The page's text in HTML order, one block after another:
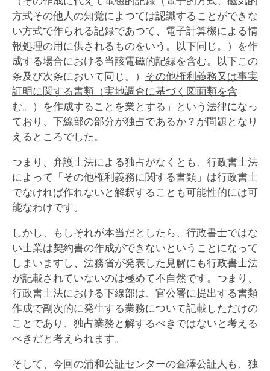
方式その他人の知覚によつては認識することができな
い方式で作られる記録であつて、電子計算機による情
報処理の用に供されるものをいう。以下同じ。）を作
成する場合における当該電磁的記録を含む。以下この
条及び次条において同じ。） その他権利義務又は事実
証明に関する書類（実地調査に基づく図面類を含
む。）を作成すること を業とする」という法律になっ
ており、下線部の部分が独占であるか？が問題となり
えるところでした。
つまり、弁護士法による独占がなくとも、行政書士法
によって「その他権利義務に関する書類」は行政書士
でなければ作れないと解釈することも可能性的には可
能なわけです。
しかし、もしそれが本当だとしたら、行政書士ではな
い士業は契約書の作成ができないということになって
しまいますし、法務省が発表した見解にも行政書士法
が記載されていないのは極めて不自然です。つまり、
行政書士法における下線部は、官公署に提出する書類
作成で副次的に発生する業務について記載しただけの
ことであり、独占業務と解するべきではないと考える
べきだと考えられます。
そして、今回の浦和公証センターの金澤公証人も、独